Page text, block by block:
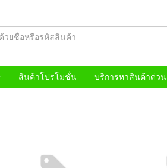
สินค้าโปรโมชั่น บริการหาสินค้าด่วน